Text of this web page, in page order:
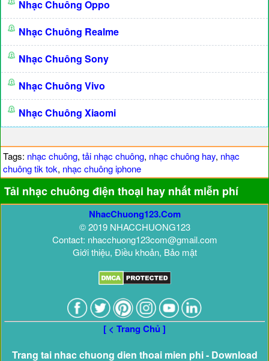
Nhạc Chuông Oppo
Nhạc Chuông Realme
Nhạc Chuông Sony
Nhạc Chuông Vivo
Nhạc Chuông Xiaomi
Tags: nhạc chuông, tải nhạc chuông, nhạc chuông hay, nhạc
chuông tik tok, nhạc chuông iphone
Tải nhạc chuông điện thoại hay nhất miễn phí
NhacChuong123.Com
© 2019 NHACCHUONG123
Contact: nhacchuong123com@gmail.com
Giới thiệu, Điều khoản, Bảo mật
[ < Trang Chủ ]
Trang tai nhac chuong dien thoai mien phi - Download